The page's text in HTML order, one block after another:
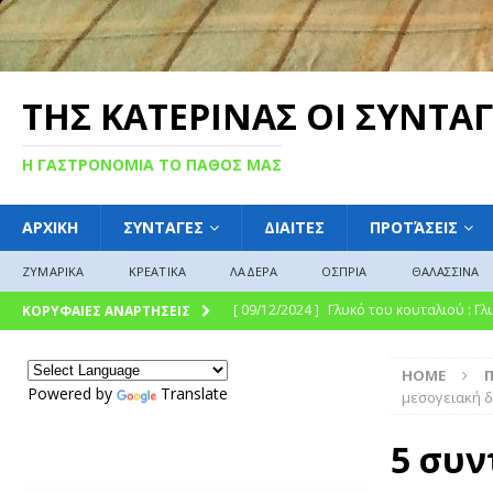
ΤΗΣ ΚΑΤΕΡΙΝΑΣ ΟΙ
Η ΓΑΣΤΡΟΝΟΜΙΑ ΤΟ ΠΑΘΟΣ ΜΑΣ
ΑΡΧΙΚΗ ΣΥΝΤΑΓΕΣ ΔΙΑΙΤΕΣ ΠΡΟΤΆΣΕΙΣ
ΖΥΜΑΡΙΚΑ ΚΡΕΑΤΙΚΑ ΛΑΔΕΡΑ ΟΣΠΡΙΑ ΘΑΛΑΣΣΙΝΑ
ΚΟΡΥΦΑΙΕΣ ΑΝΑΡΤΗΣΕΙΣ [ 09/12/2024 ] Γλυκό του κουταλιού :
“Γιουβέτσι: Ένα Ζεστό
Fish and Chips
HOME
μεσογειακή
5
Powered by Translate